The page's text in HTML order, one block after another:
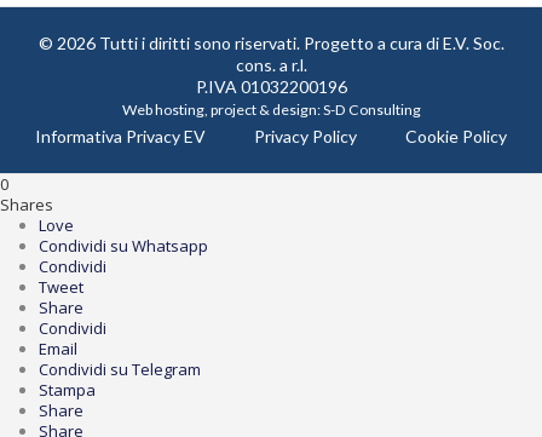
© 2026 Tutti i diritti sono riservati. Progetto a cura diE.V. Soc.
cons. a r.l.
P.IVA 01032200196
Web hosting, project & design:S-D Consulting
Informativa Privacy EV Privacy Policy Cookie Policy
0
Shares
Love
Condividi su Whatsapp
Condividi
Tweet
Share
Condividi
Email
Condividi su Telegram
Stampa
Share
Share